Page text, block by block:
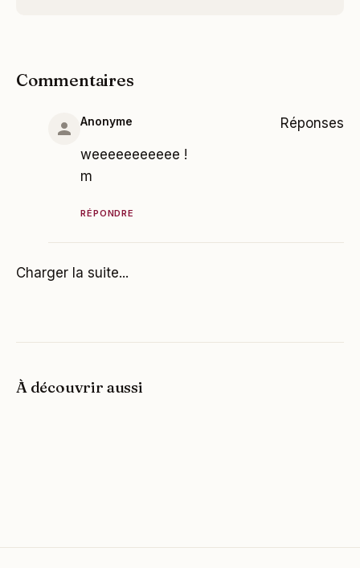
Commentaires
Anonyme
weeeeeeeeeee !
m
RÉPONDRE
Réponses
Charger la suite...
À découvrir aussi